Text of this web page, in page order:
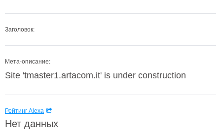
Заголовок:
Мета-описание:
Site 'tmaster1.artacom.it' is under construction
Рейтинг Alexa
Нет данных